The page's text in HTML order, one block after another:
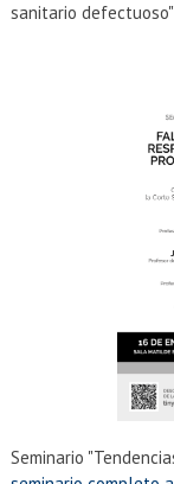
sanitario
Seminario